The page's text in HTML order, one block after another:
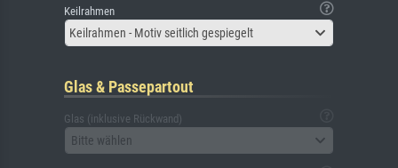
Keilrahmen
Keilrahmen - Motiv seitlich gespiegelt
Glas & Passepartout
Glas (inklusive Rückwand)
Bitte wählen